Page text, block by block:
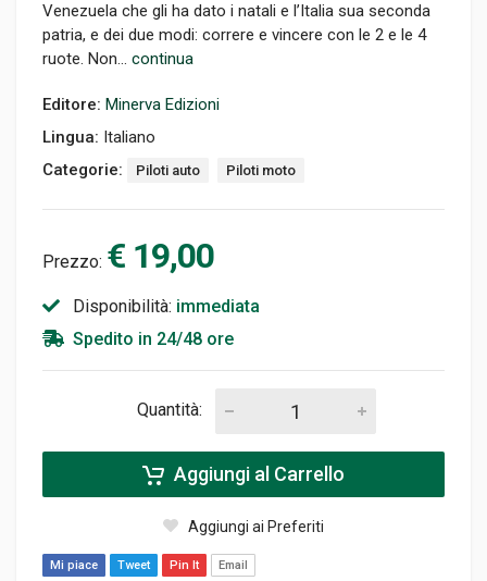
Venezuela che gli ha dato i natali e l’Italia sua seconda
patria, e dei due modi: correre e vincere con le 2 e le 4
ruote. Non... continua
Editore: Minerva Edizioni
Lingua: Italiano
Categorie:
Piloti auto Piloti moto
Prezzo: € 19,00
Disponibilità: immediata
Spedito in 24/48 ore
Quantità:
Aggiungi al Carrello
Aggiungi ai Preferiti
Mi piace Tweet Pin It Email